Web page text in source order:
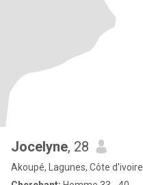
Jocelyne, 28
Akoupé, Lagunes, Côte d'ivoire